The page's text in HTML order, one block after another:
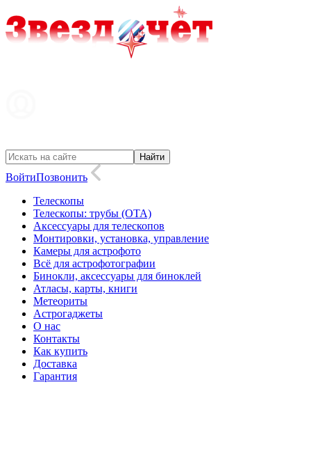
ВойтиПозвонить
Телескопы
Телескопы: трубы (OTA)
Аксессуары для телескопов
Монтировки, установка, управление
Камеры для астрофото
Всё для астрофотографии
Бинокли, аксессуары для биноклей
Атласы, карты, книги
Метеориты
Астрогаджеты
О нас
Контакты
Как купить
Доставка
Гарантия